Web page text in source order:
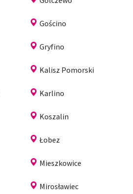
Gościno
Gryfino
Kalisz Pomorski
Karlino
Koszalin
Łobez
Mieszkowice
Mirosławiec